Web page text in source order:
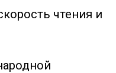
чтения и